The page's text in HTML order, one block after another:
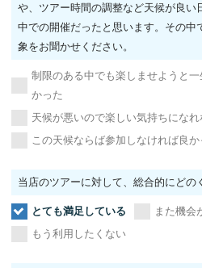
や、ツアー時間の調整など天候が良い
中での開催だったと思います。その中
象をお聞かせください。
制限のある中でも楽しませようと
かった
天候が悪いので楽しい気持ちになれ
この天候ならば参加しなければ良か
当店のツアーに対して、総合的にどの
とても満足している また機会
もう利用したくない